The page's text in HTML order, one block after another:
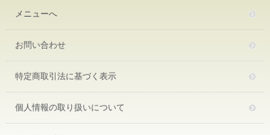
メニューへ
お問い合わせ
特定商取引法に基づく表示
個人情報の取り扱いについて